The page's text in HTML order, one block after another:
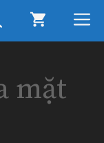
mặt